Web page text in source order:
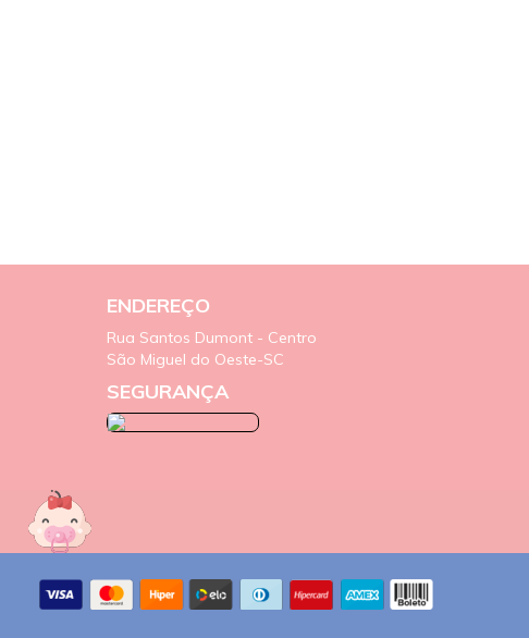
ENDEREÇO
Rua Santos Dumont - Centro
São Miguel do Oeste-SC
SEGURANÇA